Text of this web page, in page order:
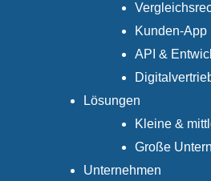
Kunden-App
API &
Lösungen
Kleine &
Große
Unternehmen